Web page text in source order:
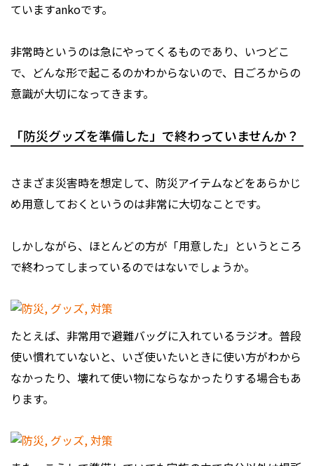
ていますankoです。
非常時というのは急にやってくるものであり、いつどこ
で、どんな形で起こるのかわからないので、日ごろからの
意識が大切になってきます。
「防災グッズを準備した」で終わっていませんか？
さまざま災害時を想定して、防災アイテムなどをあらかじ
め用意しておくというのは非常に大切なことです。
しかしながら、ほとんどの方が「用意した」というところ
で終わってしまっているのではないでしょうか。
たとえば、非常用で避難バッグに入れているラジオ。普段
使い慣れていないと、いざ使いたいときに使い方がわから
なかったり、壊れて使い物にならなかったりする場合もあ
ります。